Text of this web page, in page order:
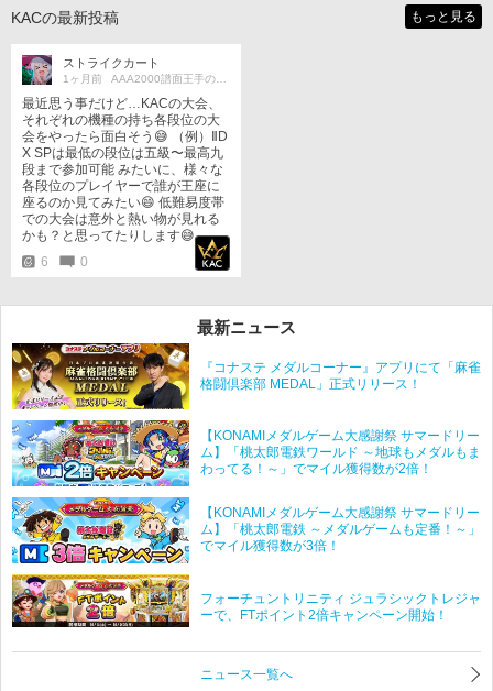
KACの最新投稿 もっと見る
ストライクカート
1ヶ月前 AAA2000譜面王手の魔女です！
最近思う事だけど…KACの大会、
それぞれの機種の持ち各段位の大
会をやったら面白そう😅 （例）ⅡD
X SPは最低の段位は五級〜最高九
段まで参加可能 みたいに、様々な
各段位のプレイヤーで誰が王座に
座るのか見てみたい😄 低難易度帯
での大会は意外と熱い物が見れる
かも？と思ってたりします😅
6
0
最新ニュース
『コナステ メダルコーナー』アプリにて「麻雀
格闘倶楽部 MEDAL」正式リリース！
【KONAMIメダルゲーム大感謝祭 サマードリー
ム】「桃太郎電鉄ワールド ～地球もメダルもま
わってる！～」でマイル獲得数が2倍！
【KONAMIメダルゲーム大感謝祭 サマードリー
ム】「桃太郎電鉄 ～メダルゲームも定番！～」
でマイル獲得数が3倍！
フォーチュントリニティ ジュラシックトレジャ
ーで、FTポイント2倍キャンペーン開始！
ニュース一覧へ